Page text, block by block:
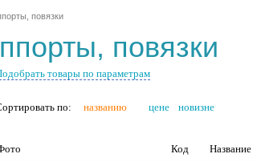
повязки
повязки
товары по параметрам
по: названию цене новизне
Код Название